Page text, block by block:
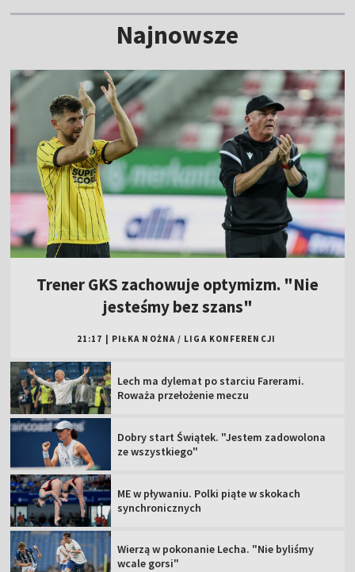
Najnowsze
Trener GKS zachowuje optymizm. "Nie
jesteśmy bez szans"
21:17 PIŁKA NOŻNA / LIGA KONFERENCJI
Lech ma dylemat po starciu Farerami.
Roważa przełożenie meczu
Dobry start Świątek. "Jestem zadowolona
ze wszystkiego"
ME w pływaniu. Polki piąte w skokach
synchronicznych
Wierzą w pokonanie Lecha. "Nie byliśmy
wcale gorsi"